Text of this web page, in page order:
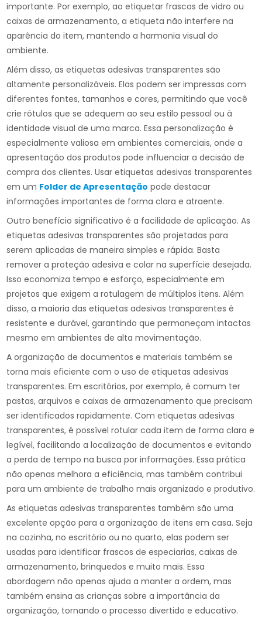
importante. Por exemplo, ao etiquetar frascos de vidro ou
caixas de armazenamento, a etiqueta não interfere na
aparência do item, mantendo a harmonia visual do
ambiente.
Além disso, as etiquetas adesivas transparentes são
altamente personalizáveis. Elas podem ser impressas com
diferentes fontes, tamanhos e cores, permitindo que você
crie rótulos que se adequem ao seu estilo pessoal ou à
identidade visual de uma marca. Essa personalização é
especialmente valiosa em ambientes comerciais, onde a
apresentação dos produtos pode influenciar a decisão de
compra dos clientes. Usar etiquetas adesivas transparentes
em um Folder de Apresentação pode destacar
informações importantes de forma clara e atraente.
Outro benefício significativo é a facilidade de aplicação. As
etiquetas adesivas transparentes são projetadas para
serem aplicadas de maneira simples e rápida. Basta
remover a proteção adesiva e colar na superfície desejada.
Isso economiza tempo e esforço, especialmente em
projetos que exigem a rotulagem de múltiplos itens. Além
disso, a maioria das etiquetas adesivas transparentes é
resistente e durável, garantindo que permaneçam intactas
mesmo em ambientes de alta movimentação.
A organização de documentos e materiais também se
torna mais eficiente com o uso de etiquetas adesivas
transparentes. Em escritórios, por exemplo, é comum ter
pastas, arquivos e caixas de armazenamento que precisam
ser identificados rapidamente. Com etiquetas adesivas
transparentes, é possível rotular cada item de forma clara e
legível, facilitando a localização de documentos e evitando
a perda de tempo na busca por informações. Essa prática
não apenas melhora a eficiência, mas também contribui
para um ambiente de trabalho mais organizado e produtivo.
As etiquetas adesivas transparentes também são uma
excelente opção para a organização de itens em casa. Seja
na cozinha, no escritório ou no quarto, elas podem ser
usadas para identificar frascos de especiarias, caixas de
armazenamento, brinquedos e muito mais. Essa
abordagem não apenas ajuda a manter a ordem, mas
também ensina as crianças sobre a importância da
organização, tornando o processo divertido e educativo.